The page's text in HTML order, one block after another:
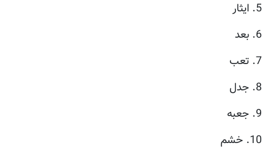
5. ايثار
6. بعد
7. تعب
8. جدل
9. جعبه
10. خشم